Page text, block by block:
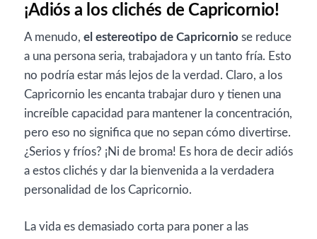
¡Adiós a los clichés de Capricornio!
A menudo, el estereotipo de Capricornio se reduce
a una persona seria, trabajadora y un tanto fría. Esto
no podría estar más lejos de la verdad. Claro, a los
Capricornio les encanta trabajar duro y tienen una
increíble capacidad para mantener la concentración,
pero eso no significa que no sepan cómo divertirse.
¿Serios y fríos? ¡Ni de broma! Es hora de decir adiós
a estos clichés y dar la bienvenida a la verdadera
personalidad de los Capricornio.
La vida es demasiado corta para poner a las